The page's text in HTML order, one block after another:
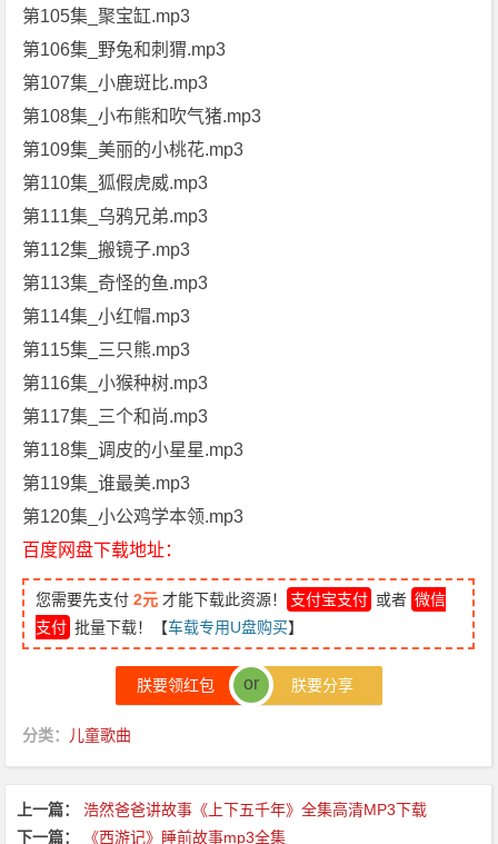
第105集_聚宝缸.mp3
第106集_野兔和刺猬.mp3
第107集_小鹿斑比.mp3
第108集_小布熊和吹气猪.mp3
第109集_美丽的小桃花.mp3
第110集_狐假虎威.mp3
第111集_乌鸦兄弟.mp3
第112集_搬镜子.mp3
第113集_奇怪的鱼.mp3
第114集_小红帽.mp3
第115集_三只熊.mp3
第116集_小猴种树.mp3
第117集_三个和尚.mp3
第118集_调皮的小星星.mp3
第119集_谁最美.mp3
第120集_小公鸡学本领.mp3
百度网盘下载地址：
您需要先支付2元 才能下载此资源！ 支付宝支付 或者 微信
支付 批量下载！【车载专用U盘购买】
朕要领红包 or 朕要分享
分类： 儿童歌曲
上一篇：
浩然爸爸讲故事《上下五千年》全集高清MP3下载
下一篇：
《西游记》睡前故事mp3全集